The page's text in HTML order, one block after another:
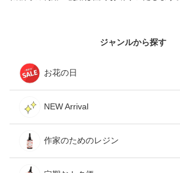
ジャンルから探す
お花の日
NEW Arrival
作家のためのレジン